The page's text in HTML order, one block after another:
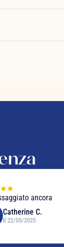
ancora
Catherine C.
Il 22/05/2025